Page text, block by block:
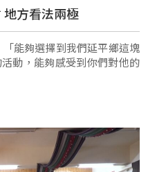
方看法兩極
能夠選擇到我們延平鄉這塊
動，能夠感受到你們對他的